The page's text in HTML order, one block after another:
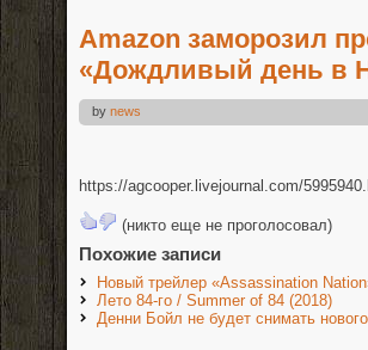
Amazon заморозил
«Дождливый день в
by news
https://agcooper.livejournal.com/
(никто еще не проголосовал)
Похожие записи
Новый трейлер «Assassination
Лето 84-го / Summer of 84 (2018)
Денни Бойл не будет снимать